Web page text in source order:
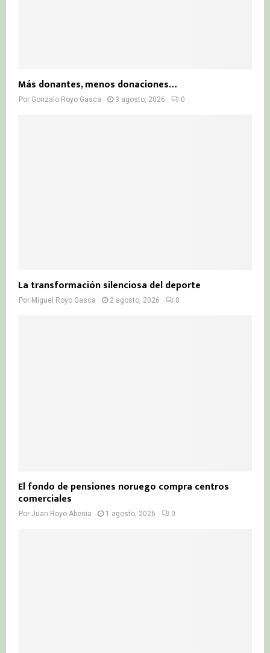
Más donantes, menos donaciones…
Por Gonzalo Royo Gasca 3 agosto, 2026 0
La transformación silenciosa del deporte
Por Miguel Royo Gasca 2 agosto, 2026 0
El fondo de pensiones noruego compra centros
comerciales
Por Juan Royo Abenia 1 agosto, 2026 0